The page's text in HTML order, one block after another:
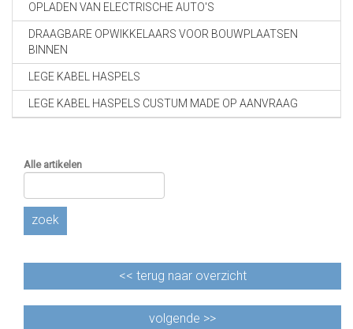
OPLADEN VAN ELECTRISCHE AUTO'S
DRAAGBARE OPWIKKELAARS VOOR BOUWPLAATSEN
BINNEN
LEGE KABEL HASPELS
LEGE KABEL HASPELS CUSTUM MADE OP AANVRAAG
Alle artikelen
zoek
<< terug naar overzicht
volgende >>